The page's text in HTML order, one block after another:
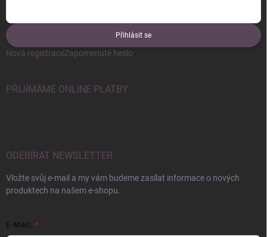
Přihlásit se
Nová registraceZapomenuté heslo
PŘIJÍMÁME ONLINE PLATBY
ODEBÍRAT NEWSLETTER
Vložte svůj e-mail a my vám budeme zasílat informace o nových
produktech na našem e-shopu.
E-MAIL